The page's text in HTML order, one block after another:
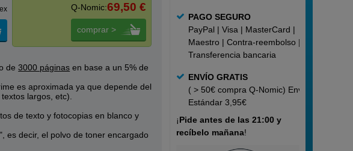
PAGO SEGURO
PayPal | Visa | MasterCard |
Maestro | Contra-reembolso |
Transferencia bancaria
ENVÍO GRATIS
( > 50€ compra Q-Nomic) Envío
Estándar 3,95€
¡Pide antes de las 21:00 y
recíbelo mañana!
Q-Nomic:69,50 €
comprar >
de3000 páginas en base a un 5% de
es aproximada ya que depende del
largos, etc).
de texto y fotocopias en blanco y
es decir, el polvo de toner encargado